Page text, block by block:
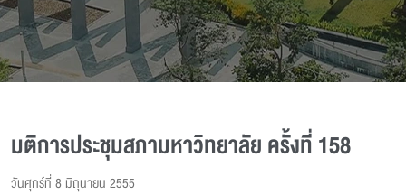
มติการประชุมสภามหาวิทยาลัย ครั้งที่ 158
วันศุกร์ที่ 8 มิถุนายน 2555